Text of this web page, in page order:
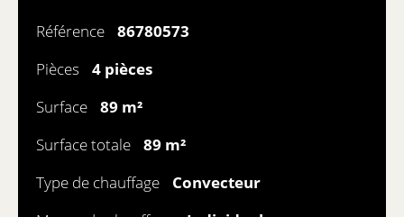
Référence
86780573
Pièces
4 pièces
Surface
89 m²
Surface totale
89 m²
Type de chauffage
Convecteur